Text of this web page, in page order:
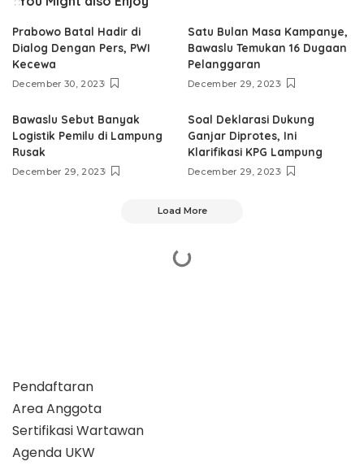
Prabowo Batal Hadir di
Dialog Dengan Pers, PWI
Kecewa
December 30, 2023
Satu Bulan Masa Kampanye,
Bawaslu Temukan 16 Dugaan
Pelanggaran
December 29, 2023
Bawaslu Sebut Banyak
Logistik Pemilu di Lampung
Rusak
December 29, 2023
Soal Deklarasi Dukung
Ganjar Diprotes, Ini
Klarifikasi KPG Lampung
December 29, 2023
Load More
Pendaftaran
Area Anggota
Sertifikasi Wartawan
Agenda UKW